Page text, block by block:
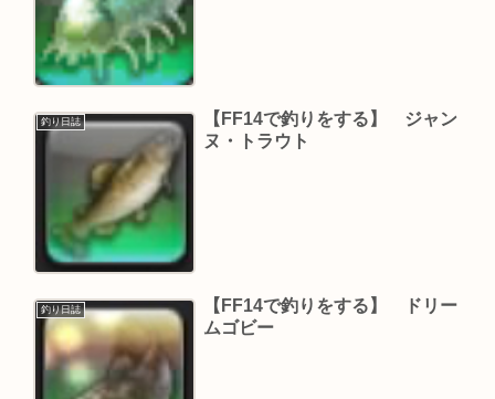
釣り日誌
【FF14で釣りをする】 ジャン
ヌ・トラウト
釣り日誌
【FF14で釣りをする】 ドリー
ムゴビー